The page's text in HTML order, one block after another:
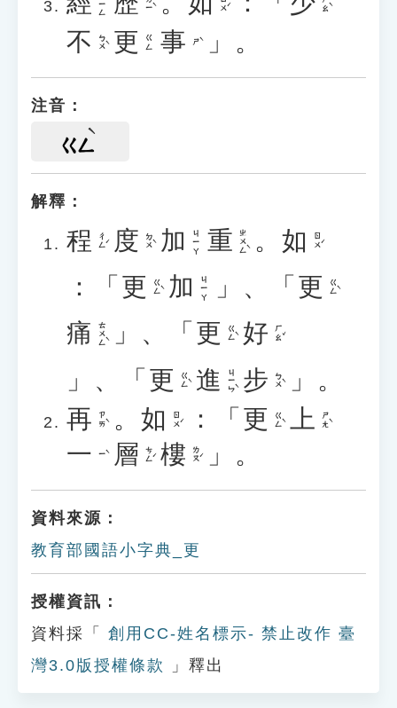
ㄌㄧˋ ㄖㄨˊ ㄕㄠˋ
不 ㄅㄨˋ 更 ㄍㄥ 事 ㄕˋ 」。
注音：
ㄍㄥ
解釋：
程 ㄔㄥˊ 度 ㄉㄨˋ 加 ㄐㄧㄚ 重 ㄓㄨㄥˋ 。 如 ㄖㄨˊ
：「 更 ㄍㄥˋ 加 ㄐㄧㄚ 」、「 更 ㄍㄥˋ
痛 ㄊㄨㄥˋ 」、「 更 ㄍㄥˋ 好 ㄏㄠˇ
」、「 更 ㄍㄥˋ 進 ㄐㄧㄣˋ 步 ㄅㄨˋ
」。
再 ㄗㄞˋ 。 如 ㄖㄨˊ ：「 更 ㄍㄥˋ 上 ㄕㄤˋ
一 ㄧˋ 層 ㄘㄥˊ 樓 ㄌㄡˊ 」。
資料來源：
教育部國語小字典_更
授權資訊：
資料採「
創用CC-姓名標示- 禁止改作 臺
灣3.0版授權條款
」釋出